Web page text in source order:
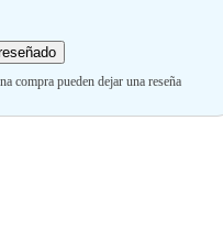
compra pueden dejar una reseña